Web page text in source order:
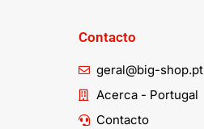
Contacto
geral@big-shop.pt
Acerca - Portugal
Contacto